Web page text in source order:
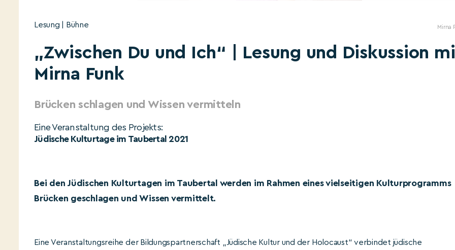
Mirna
Lesung | Bühne
„Zwischen Du und Ich“ | Lesung und Diskussion
Mirna Funk
Brücken schlagen und Wissen vermitteln
Eine Veranstaltung des Projekts:
Jüdische Kulturtage im Taubertal 2021
Bei den Jüdischen Kulturtagen im Taubertal werden im Rahmen eines vielseitigen Kulturprogramms
Brücken geschlagen und Wissen vermittelt.
Eine Veranstaltungsreihe der Bildungspartnerschaft „Jüdische Kultur und der Holocaust“ verbindet jüdische